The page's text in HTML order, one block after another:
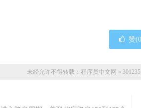
赞(0
未经允许不得转载： 程序员中文网 »